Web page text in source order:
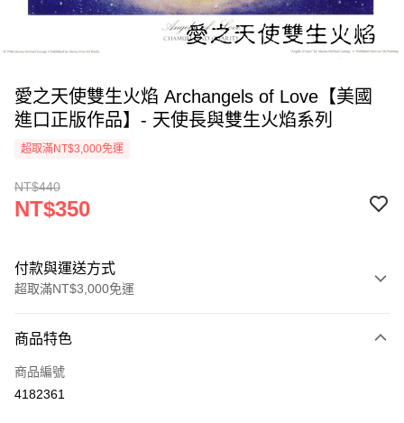
愛之天使雙生火焰 Archangels of Love【美國
進口正版作品】- 天使長與雙生火焰系列
超取滿NT$3,000免運
NT$440
NT$350
付款與運送方式
超取滿NT$3,000免運
信用卡一次付款
超商取貨付款
商品特色
商品編號
4182361